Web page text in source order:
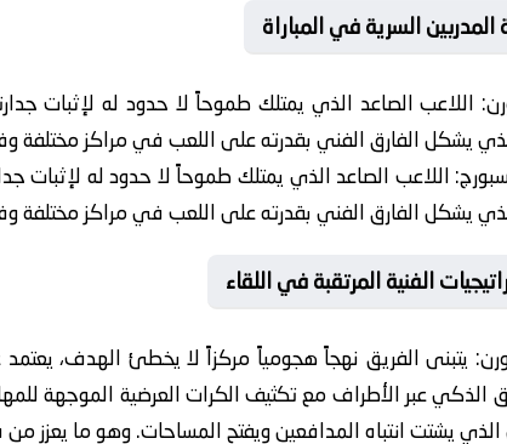
السرية في المباراة
اللاعب الصاعد الذي يمتلك طموحاً لا حدود له لإثبات
يشكل الفارق الفني بقدرته على اللعب في مراكز مختلفة
اللاعب الصاعد الذي يمتلك طموحاً لا حدود له
يشكل الفارق الفني بقدرته على اللعب في مراكز مختلفة
الفنية المرتقبة في اللقاء
يتبنى الفريق نهجاً هجومياً مركزاً لا يخطئ الهدف،
الذكي عبر الأطراف مع تكثيف الكرات العرضية الموجهة
الذي يشتت انتباه المدافعين ويفتح المساحات. وهو ما